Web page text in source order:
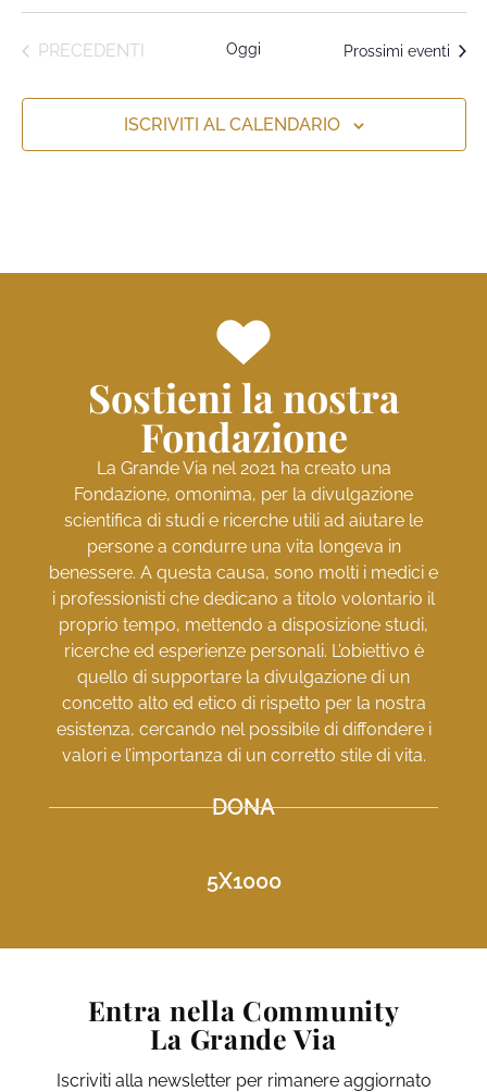
EVENTI
PRECEDENTI Oggi Prossimi eventi
ISCRIVITI AL CALENDARIO
Sostieni la nostra
Fondazione
La Grande Via nel 2021 ha creato una
Fondazione, omonima, per la divulgazione
scientifica di studi e ricerche utili ad aiutare le
persone a condurre una vita longeva in
benessere. A questa causa, sono molti i medici e
i professionisti che dedicano a titolo volontario il
proprio tempo, mettendo a disposizione studi,
ricerche ed esperienze personali. L’obiettivo è
quello di supportare la divulgazione di un
concetto alto ed etico di rispetto per la nostra
esistenza, cercando nel possibile di diffondere i
valori e l’importanza di un corretto stile di vita.
DONA
5X1000
Entra nella Community
La Grande Via
Iscriviti alla newsletter per rimanere aggiornato